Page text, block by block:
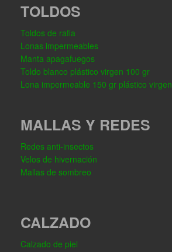
TOLDOS
Toldos de rafia
Lonas impermeables
Manta apagafuegos
Toldo blanco plástico virgen 100 gr
Lona impermeable 150 gr plástico virgen
MALLAS Y REDES
Redes anti-insectos
Velos de hivernación
Mallas de sombreo
CALZADO
Calzado de piel